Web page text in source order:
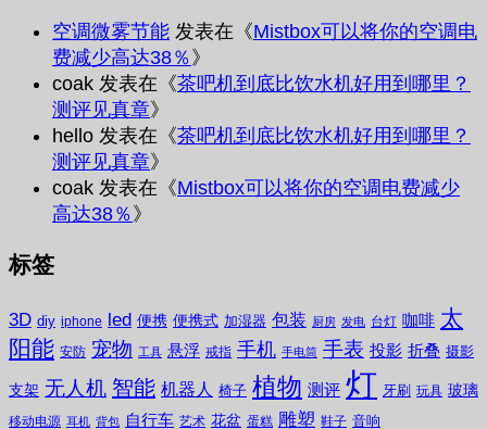
空调微雾节能 发表在《Mistbox可以将你的空调电
费减少高达38％》
coak 发表在《茶吧机到底比饮水机好用到哪里？
测评见真章》
hello 发表在《茶吧机到底比饮水机好用到哪里？
测评见真章》
coak 发表在《Mistbox可以将你的空调电费减少
高达38％》
标签
3D diy iphone led 便携 便携式 加湿器 包装 厨房 发电 台灯 咖啡 太
阳能 安防 宠物 工具 悬浮 戒指 手机 手电筒 手表 投影 折叠 摄影
支架 无人机 智能 机器人 椅子 植物 测评 灯 牙刷 玩具 玻璃
移动电源 耳机 背包 自行车 艺术 花盆 蛋糕 雕塑 鞋子 音响